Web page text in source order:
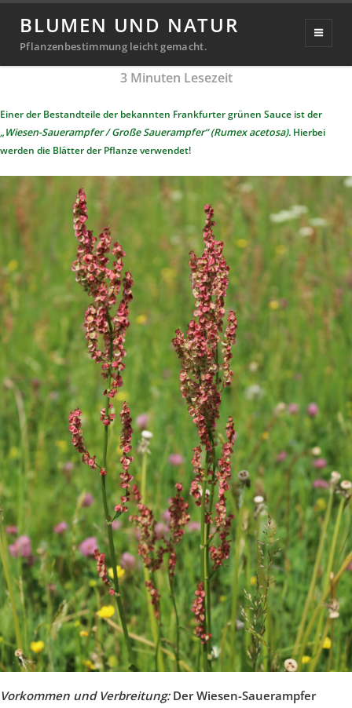
BLUMEN UND NATUR
Pflanzenbestimmung leicht gemacht.
Wiesen-Sauerampfer
Veröffentlicht
am
10. Januar 202120. September 2024
von
Michael
Richter
3Minuten Lesezeit
Einer der Bestandteile der bekannten Frankfurter grünen Sauce ist der
„Wiesen-Sauerampfer / Große Sauerampfer“ (Rumex acetosa). Hierbei
werden die Blätter der Pflanze verwendet!
Vorkommen und Verbreitung:Der Wiesen-Sauerampfer